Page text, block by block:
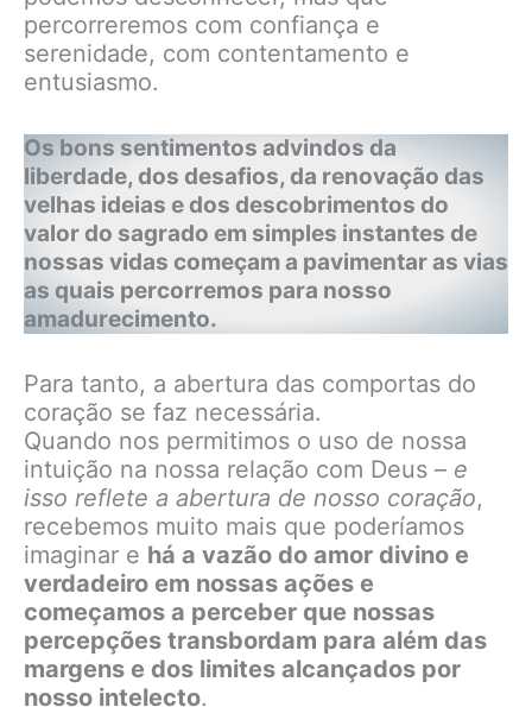
percorreremos com confiança e
serenidade, com contentamento e
entusiasmo.
Os bons sentimentos advindos da
liberdade, dos desafios, da renovação das
velhas ideias e dos descobrimentos do
valor do sagrado em simples instantes de
nossas vidas começam a pavimentar as vias
as quais percorremos para nosso
amadurecimento.
Para tanto, a abertura das comportas do
coração se faz necessária.
Quando nos permitimos o uso de nossa
intuição na nossa relação com Deus – e
isso reflete a abertura de nosso coração,
recebemos muito mais que poderíamos
imaginar e há a vazão do amor divino e
verdadeiro em nossas ações e
começamos a perceber que nossas
percepções transbordam para além das
margens e dos limites alcançados por
nosso intelecto.